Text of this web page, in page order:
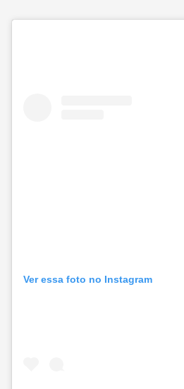
Ver essa foto no Instagram